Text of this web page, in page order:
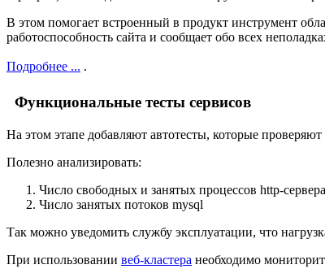
В этом помогает встроенный в продукт инструмент
работоспособность сайта и сообщает обо всех
Подробнее ... .
Функциональные тесты сервисов
На этом этапе добавляют автотесты, которые
Полезно анализировать:
Число свободных и занятых процессов http-
Число занятых потоков mysql
Так можно уведомить службу эксплуатации, что
При использовании веб-кластера необходимо